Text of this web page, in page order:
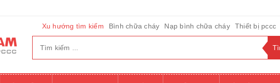
Xu hướng tìm kiếm Bình chữa cháy Nạp bình chữa cháy Thiết bị pccc